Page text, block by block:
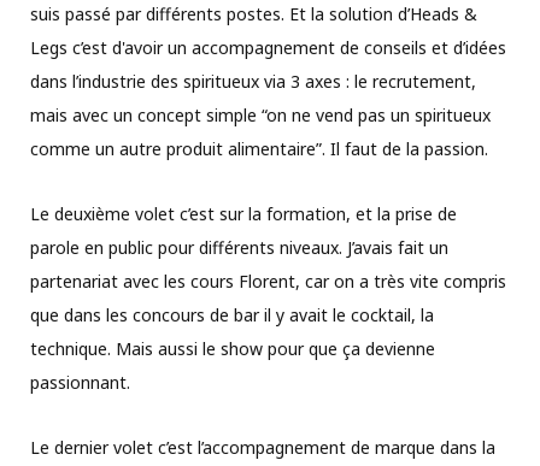
suis passé par différents postes. Et la solution d’Heads &
Legs c’est d'avoir un accompagnement de conseils et d’idées
dans l’industrie des spiritueux via 3 axes : le recrutement,
mais avec un concept simple “on ne vend pas un spiritueux
comme un autre produit alimentaire”. Il faut de la passion.
Le deuxième volet c’est sur la formation, et la prise de
parole en public pour différents niveaux. J’avais fait un
partenariat avec les cours Florent, car on a très vite compris
que dans les concours de bar il y avait le cocktail, la
technique. Mais aussi le show pour que ça devienne
passionnant.
Le dernier volet c’est l’accompagnement de marque dans la